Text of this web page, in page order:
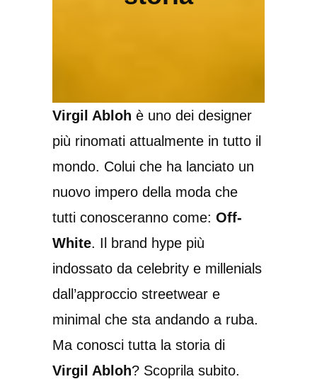
Virgil Abloh è uno dei designer
più rinomati attualmente in tutto il
mondo. Colui che ha lanciato un
nuovo impero della moda che
tutti conosceranno come: Off-
White. Il brand hype più
indossato da celebrity e millenials
dall’approccio streetwear e
minimal che sta andando a ruba.
Ma conosci tutta la storia di
Virgil Abloh? Scoprila subito.